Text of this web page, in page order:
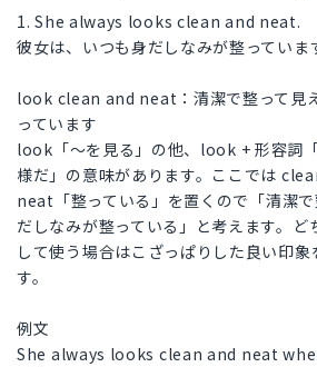
1. She always looks clean and neat.
彼女は、いつも身だしなみが整っていま
look clean and neat：清潔で整って見
っています
look「～を見る」の他、look + 形容詞
様だ」の意味があります。ここでは
neat「整っている」を置くので「清潔
だしなみが整っている」と考えます。ど
して使う場合はこざっぱりした良い印象
す。
例文
She always looks clean and neat